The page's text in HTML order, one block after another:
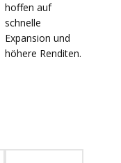
hoffen auf
schnelle
Expansion und
höhere Renditen.